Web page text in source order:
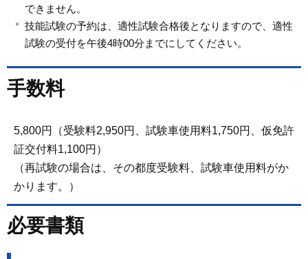
できません。
技能試験の予約は、適性試験合格後となりますので、適性
試験の受付を午後4時00分までにしてください。
手数料
5,800円（受験料2,950円、試験車使用料1,750円、仮免許
証交付料1,100円）
（再試験の場合は、その都度受験料、試験車使用料がか
かります。）
必要書類